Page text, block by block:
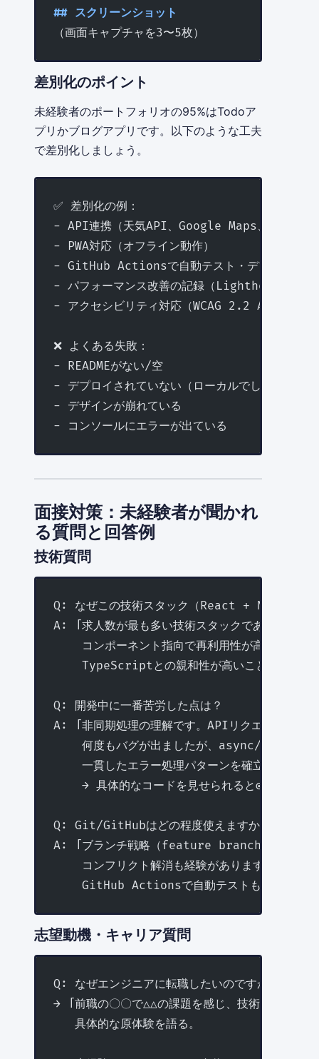
## スクリーンショット
（画面キャプチャを3〜5枚）
差別化のポイント
未経験者のポートフォリオの95%はTodoア
プリかブログアプリです。以下のような工夫
で差別化しましょう。
✅ 差別化の例：
- API連携（天気API、Google Maps、
- PWA対応（オフライン動作）
- GitHub Actionsで自動テスト・デプロイ
- パフォーマンス改善の記録（Lighthouse 95+
- アクセシビリティ対応（WCAG 2.2 AA準拠）
❌ よくある失敗：
- READMEがない/空
- デプロイされていない（ローカルでしか動かな
- デザインが崩れている
- コンソールにエラーが出ている
面接対策：未経験者が聞かれ
る質問と回答例
技術質問
Q: なぜこの技術スタック（React + Node.js等
A: 「求人数が最も多い技術スタックであること、
    コンポーネント指向で再利用性が高いこと、
TypeScriptとの親和性が高いことが理由で
Q: 開発中に一番苦労した点は？
A: 「非同期処理の理解です。APIリクエストのエ
何度もバグが出ましたが、async/awaitの仕
一貫したエラー処理パターンを確立できまし
    → 具体的なコードを見せられると◎
Q: Git/GitHubはどの程度使えますか？
A: 「ブランチ戦略（feature branch → PR →
    コンフリクト解消も経験があります。
GitHub Actionsで自動テストも設定してい
志望動機・キャリア質問
Q: なぜエンジニアに転職したいのですか？
→ 「前職の〇〇で△△の課題を感じ、技術で解決した
   具体的な原体験を語る。